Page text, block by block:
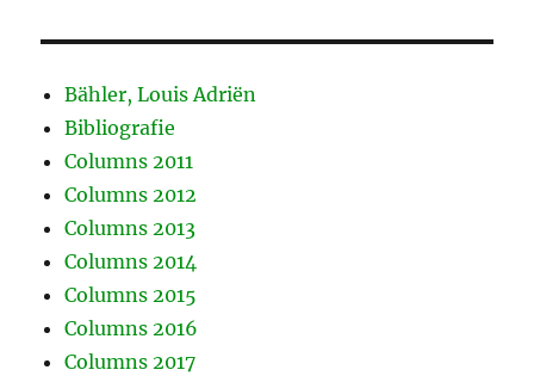
Bähler, Louis Adriën
Bibliografie
Columns 2011
Columns 2012
Columns 2013
Columns 2014
Columns 2015
Columns 2016
Columns 2017